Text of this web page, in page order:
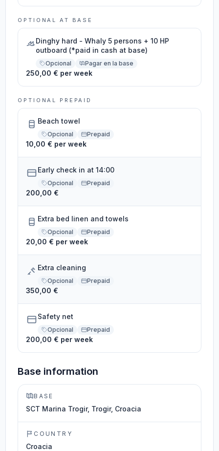
OPTIONAL AT BASE
Dinghy hard - Whaly 5 persons + 10 HP
outboard (*paid in cash at base)
Opcional Pagar en la base
250,00 € per week
OPTIONAL PREPAID
Beach towel
Opcional Prepaid
10,00 € per week
Early check in at 14:00
Opcional Prepaid
200,00 €
Extra bed linen and towels
Opcional Prepaid
20,00 € per week
Extra cleaning
Opcional Prepaid
350,00 €
Safety net
Opcional Prepaid
200,00 € per week
Base information
BASE
SCT Marina Trogir, Trogir, Croacia
COUNTRY
Croacia